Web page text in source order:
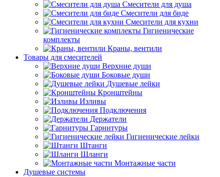
Смесители для душа
Смесители для биде
Смесители для кухни
Гигиенические
комплекты
Краны, вентили
Товары для смесителей
Верхние души
Боковые души
Душевые лейки
Кронштейны
Изливы
Подключения
Держатели
Гарнитуры
Гигиенические лейки
Штанги
Шланги
Монтажные части
Душевые системы